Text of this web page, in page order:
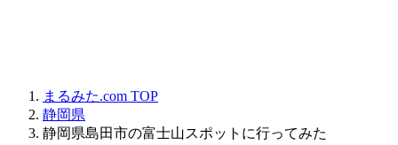
まるみた.com TOP
静岡県
静岡県島田市の富士山スポットに行ってみた